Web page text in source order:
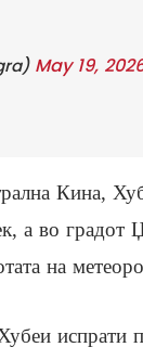
May 19,
Кина,
а во
на
испрати